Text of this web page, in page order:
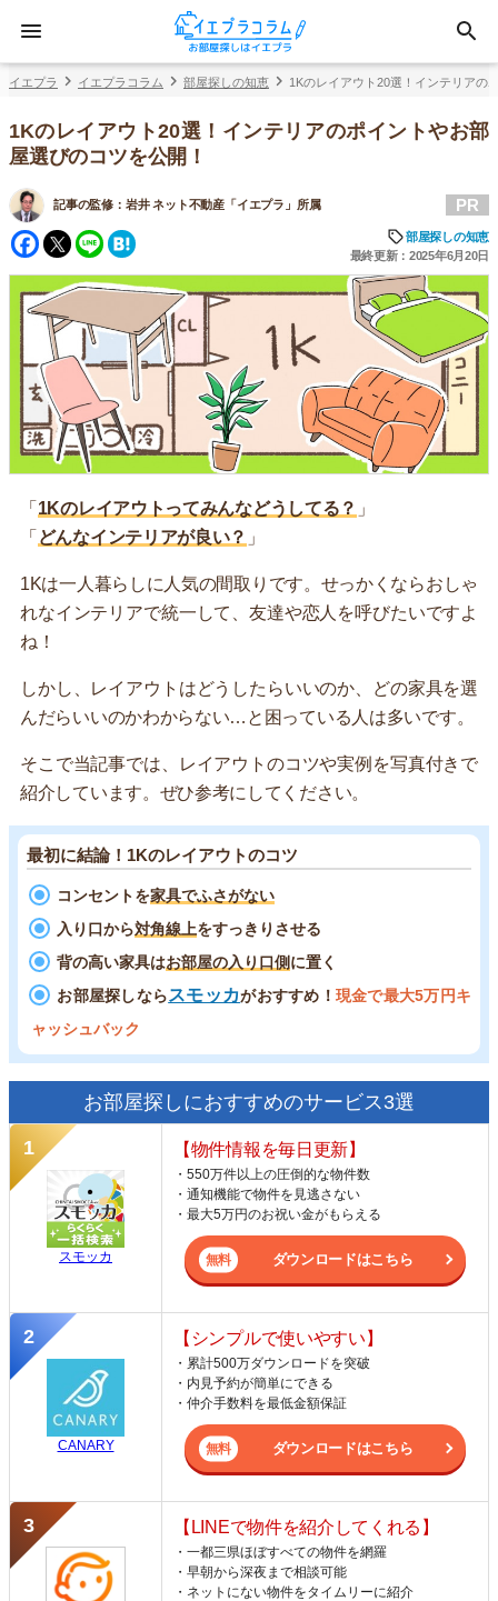
イエプラ イエプラコラム 部屋探しの知恵 1Kのレイアウト20選！インテリアの
1Kのレイアウト20選！インテリアのポイントやお部
屋選びのコツを公開！
記事の監修： 岩井 ネット不動産「イエプラ」所属
Facebook
Twitter
Line
PR
部屋探しの知恵
最終更新：2025年6月20日
「 1Kのレイアウトってみんなどうしてる？ 」
「 どんなインテリアが良い？ 」
1Kは一人暮らしに人気の間取りです。せっかくならおしゃ
れなインテリアで統一して、友達や恋人を呼びたいですよ
ね！
しかし、レイアウトはどうしたらいいのか、どの家具を選
んだらいいのかわからない…と困っている人は多いです。
そこで当記事では、レイアウトのコツや実例を写真付きで
紹介しています。ぜひ参考にしてください。
最初に結論！1Kのレイアウトのコツ
コンセントを家具でふさがない
入り口から対角線上をすっきりさせる
背の高い家具はお部屋の入り口側に置く
お部屋探しならスモッカがおすすめ！ 現金で最大5万円キ
ャッシュバック
お部屋探しにおすすめのサービス3選
スモッカ
【物件情報を毎日更新】
・550万件以上の圧倒的な物件数
・通知機能で物件を見逃さない
・最大5万円のお祝い金がもらえる
ダウンロードはこちら
CANARY
【シンプルで使いやすい】
・累計500万ダウンロードを突破
・内見予約が簡単にできる
・仲介手数料を最低金額保証
ダウンロードはこちら
【LINEで物件を紹介してくれる】
・一都三県ほぼすべての物件を網羅
・早朝から深夜まで相談可能
・ネットにない物件をタイムリーに紹介